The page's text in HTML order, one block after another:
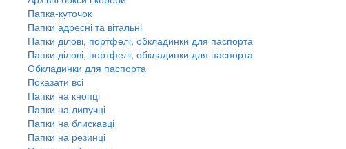
Папка-куточок
Папки адресні та вітальні
Папки ділові, портфелі, обкладинки для паспорта
Папки ділові, портфелі, обкладинки для паспорта
Обкладинки для паспорта
Показати всі
Папки на кнопці
Папки на липучці
Папки на блискавці
Папки на резинці